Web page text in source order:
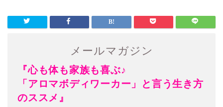
メールマガジン
『心も体も家族も喜ぶ♪
「アロマボディワーカー」と言う生き方
のススメ』